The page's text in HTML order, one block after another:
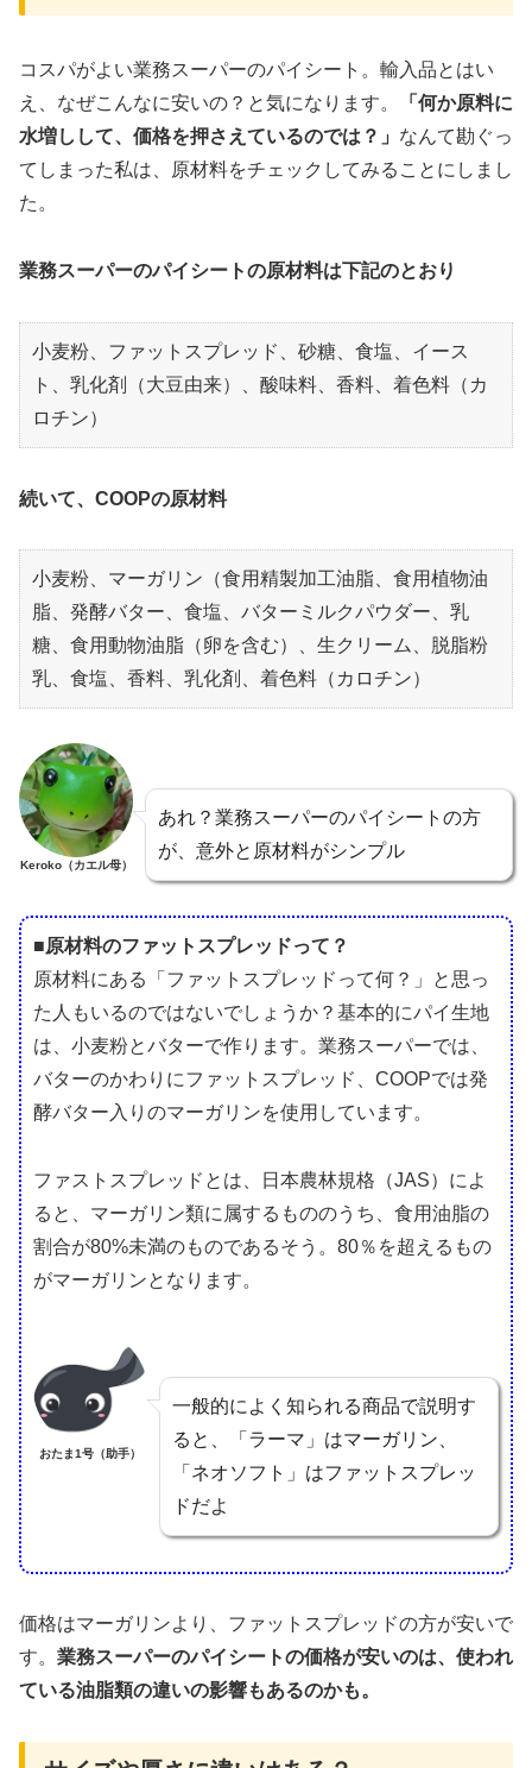
コスパがよい業務スーパーのパイシート。輸入品とはい
え、なぜこんなに安いの？と気になります。
「何か原料に
水増しして、価格を押さえているのでは？」 なんて勘ぐっ
てしまった私は、原材料をチェックしてみることにしまし
た。
業務スーパーのパイシートの原材料は下記のとおり
小麦粉、ファットスプレッド、砂糖、食塩、イース
ト、乳化剤（大豆由来）、酸味料、香料、着色料（カ
ロチン）
続いて、COOPの原材料
小麦粉、マーガリン（食用精製加工油脂、食用植物油
脂、発酵バター、食塩、バターミルクパウダー、乳
糖、食用動物油脂（卵を含む）、生クリーム、脱脂粉
乳、食塩、香料、乳化剤、着色料（カロチン）
Keroko（カエル母）
あれ？業務スーパーのパイシートの方
が、意外と原材料がシンプル
■原材料のファットスプレッドって？
原材料にある「ファットスプレッドって何？」と思っ
た人もいるのではないでしょうか？基本的にパイ生地
は、小麦粉とバターで作ります。業務スーパーでは、
バターのかわりにファットスプレッド、COOPでは発
酵バター入りのマーガリンを使用しています。
ファストスプレッドとは、日本農林規格（JAS）によ
ると、マーガリン類に属するもののうち、食用油脂の
割合が80%未満のものであるそう。80％を超えるもの
がマーガリンとなります。
おたま1号（助手）
一般的によく知られる商品で説明す
ると、「ラーマ」はマーガリン、
「ネオソフト」はファットスプレッ
ドだよ
価格はマーガリンより、ファットスプレッドの方が安いで
す。 業務スーパーのパイシートの価格が安いのは、使われ
ている油脂類の違いの影響もあるのかも。